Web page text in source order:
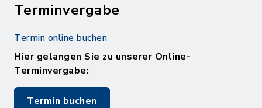
Terminvergabe
Termin online buchen
Hier gelangen Sie zu unserer Online-
Terminvergabe:
Termin buchen